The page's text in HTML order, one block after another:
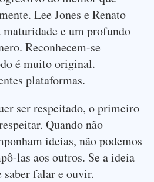
Lee Jones e Renato
e um profundo
Reconhecem-se
é muito original.
plataformas.
ser respeitado, o primeiro
Quando não
ideias, não podemos
las aos outros. Se a ideia
saber falar e ouvir.